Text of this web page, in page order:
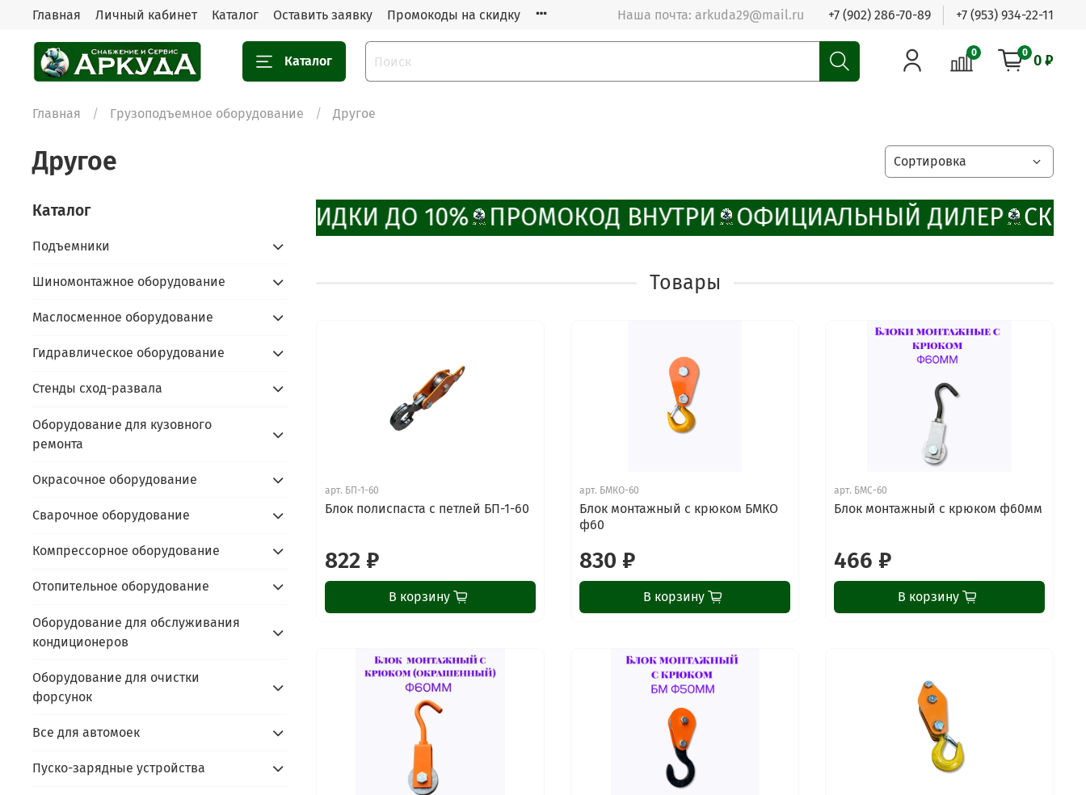
Главная Личный кабинет Каталог Оставить заявку Промокоды на скидку Наша почта: arkuda29@mail.ru +7 (902) 286-70-89 +7 (953) 934-22-11
Каталог
0 0 0 ₽
Главная Грузоподъемное оборудование Другое
Другое
СКИДКИ ДО 10% ПРОМОКОД ВНУТРИ ОФИЦИАЛЬНЫЙ ДИЛЕР
Товары
арт. БП-1-60
Блок полиспаста с петлей БП-1-60
822 ₽
В корзину
арт. БМКО-60
Блок монтажный с крюком БМКО
ф60
830 ₽
В корзину
арт. БМС-60
Блок монтажный с крюком ф60мм
466 ₽
В корзину
Каталог
Подъемники
Шиномонтажное оборудование
Маслосменное оборудование
Гидравлическое оборудование
Стенды сход-развала
Оборудование для кузовного
ремонта
Окрасочное оборудование
Сварочное оборудование
Компрессорное оборудование
Отопительное оборудование
Оборудование для обслуживания
кондиционеров
Оборудование для очистки
форсунок
Все для автомоек
Пуско-зарядные устройства